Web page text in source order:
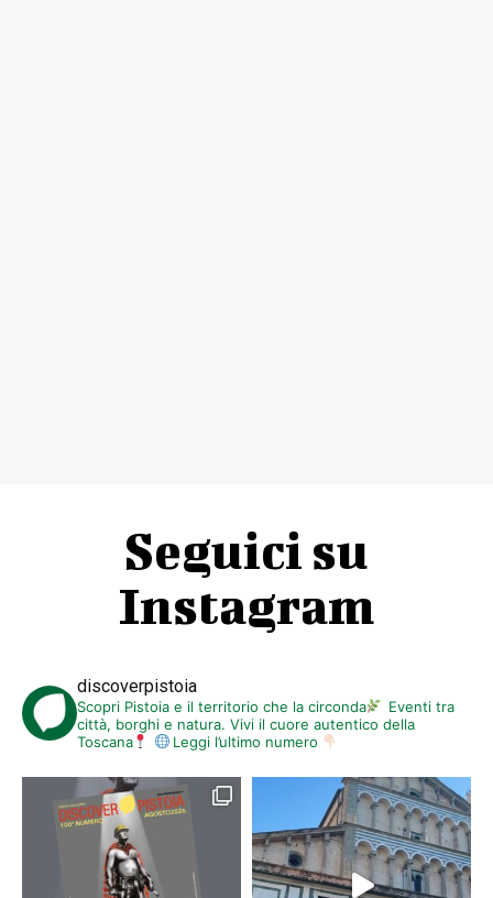
Seguici su
Instagram
discoverpistoia
Scopri Pistoia e il territorio che la circonda
Eventi tra
città, borghi e natura. Vivi il cuore autentico della
Toscana
Leggi l’ultimo numero